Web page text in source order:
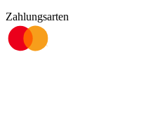
Zahlungsarten